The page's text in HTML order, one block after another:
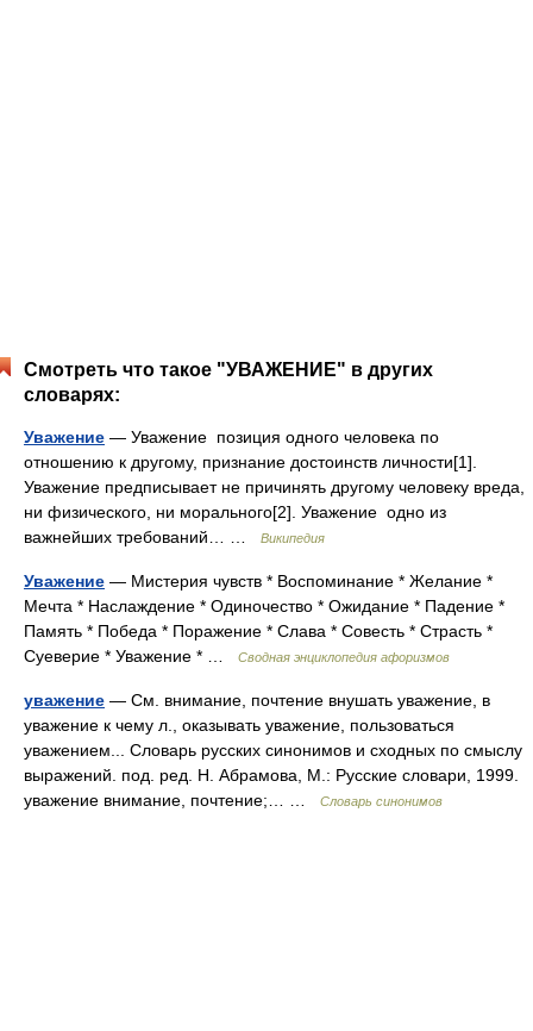
Смотреть что такое "УВАЖЕНИЕ" в других
словарях:
Уважение — Уважение позиция одного человека по
отношению к другому, признание достоинств личности[1].
Уважение предписывает не причинять другому человеку вреда,
ни физического, ни морального[2]. Уважение одно из
важнейших требований… …
Википедия
Уважение — Мистерия чувств * Воспоминание * Желание *
Мечта * Наслаждение * Одиночество * Ожидание * Падение *
Память * Победа * Поражение * Слава * Совесть * Страсть *
Суеверие * Уважение * …
Сводная энциклопедия афоризмов
уважение — См. внимание, почтение внушать уважение, в
уважение к чему л., оказывать уважение, пользоваться
уважением... Словарь русских синонимов и сходных по смыслу
выражений. под. ред. Н. Абрамова, М.: Русские словари, 1999.
уважение внимание, почтение;… …
Словарь синонимов